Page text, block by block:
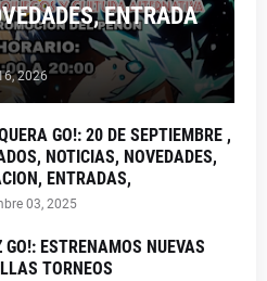
ENTRADA
2026
GO!: 20 DE SEPTIEMBRE ,
NOTICIAS, NOVEDADES,
ENTRADAS,
03, 2025
GO!: ESTRENAMOS NUEVAS
TORNEOS